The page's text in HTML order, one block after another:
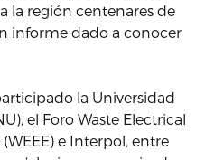
la región centenares de
informe dado a conocer
la Universidad
el Foro Waste Electrical
e Interpol, entre